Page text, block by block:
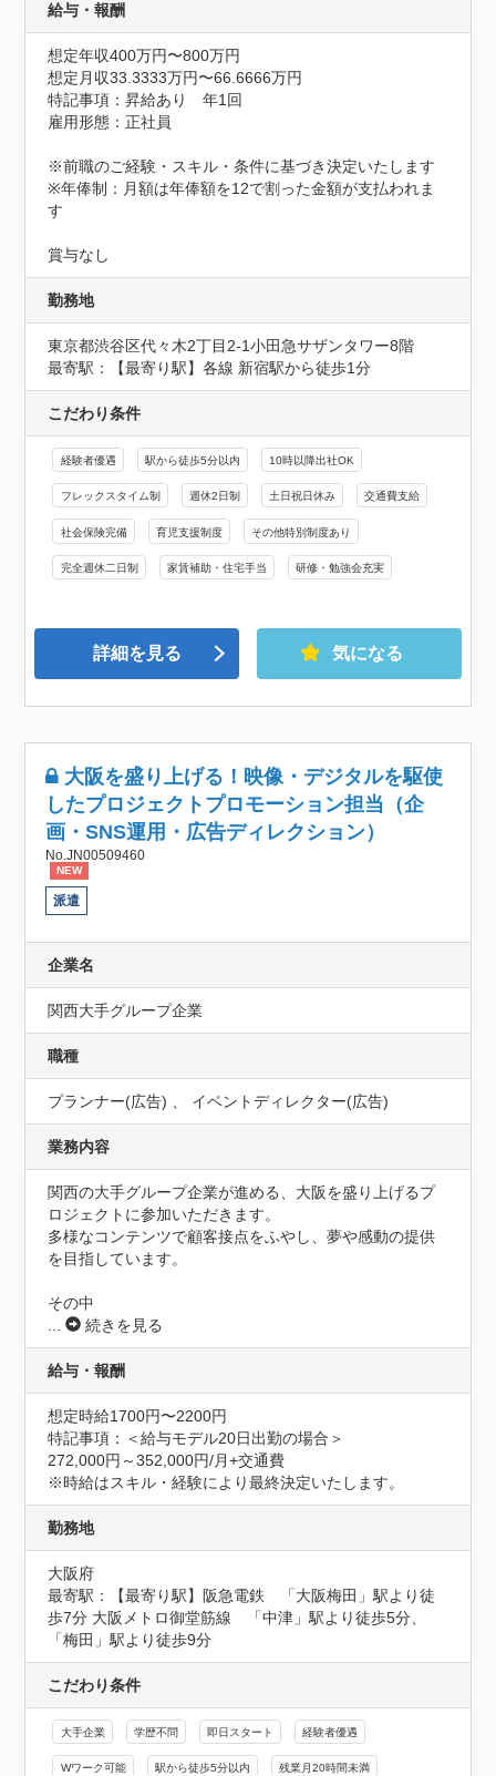
給与・報酬
想定年収400万円〜800万円
想定月収33.3333万円〜66.6666万円
特記事項：昇給あり　年1回
雇用形態：正社員
※前職のご経験・スキル・条件に基づき決定いたします
※年俸制：月額は年俸額を12で割った金額が支払われま
す
賞与なし
勤務地
東京都渋谷区代々木2丁目2-1小田急サザンタワー8階
最寄駅：【最寄り駅】各線 新宿駅から徒歩1分
こだわり条件
経験者優遇 駅から徒歩5分以内 10時以降出社OK
フレックスタイム制 週休2日制 土日祝日休み 交通費支給
社会保険完備 育児支援制度 その他特別制度あり
完全週休二日制 家賃補助・住宅手当 研修・勉強会充実
詳細を見る 気になる
大阪を盛り上げる！映像・デジタルを駆使
したプロジェクトプロモーション担当（企
画・SNS運用・広告ディレクション）
No.JN00509460
NEW
派遣
企業名
関西大手グループ企業
職種
プランナー(広告) 、 イベントディレクター(広告)
業務内容
関西の大手グループ企業が進める、大阪を盛り上げるプ
ロジェクトに参加いただきます。
多様なコンテンツで顧客接点をふやし、夢や感動の提供
を目指しています。
その中
...
続きを見る
給与・報酬
想定時給1700円〜2200円
特記事項：＜給与モデル20日出勤の場合＞
272,000円～352,000円/月+交通費
※時給はスキル・経験により最終決定いたします。
勤務地
大阪府
最寄駅：【最寄り駅】阪急電鉄　「大阪梅田」駅より徒
歩7分 大阪メトロ御堂筋線　「中津」駅より徒歩5分、
「梅田」駅より徒歩9分
こだわり条件
大手企業 学歴不問 即日スタート 経験者優遇
Wワーク可能 駅から徒歩5分以内 残業月20時間未満